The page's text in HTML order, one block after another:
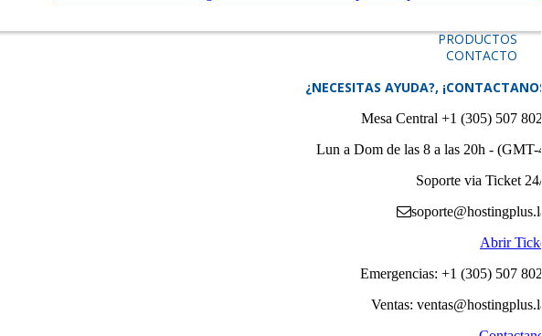
PRODUCTOS
CONTACTO
¿NECESITAS AYUDA?,
Mesa Central +1 (305) 507
Lun a Dom de las 8 a las 20h - (GMT-
Soporte via Ticket
Abrir
Emergencias: +1 (305) 507
Ventas: